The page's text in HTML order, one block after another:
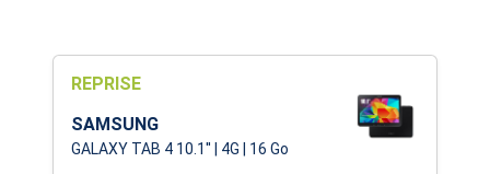
REPRISE
SAMSUNG
GALAXY TAB 4 10.1'' | 4G | 16 Go